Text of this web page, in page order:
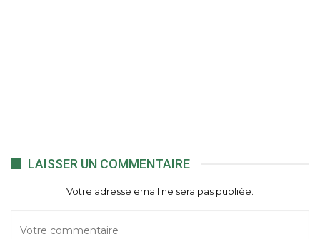
LAISSER UN COMMENTAIRE
Votre adresse email ne sera pas publiée.